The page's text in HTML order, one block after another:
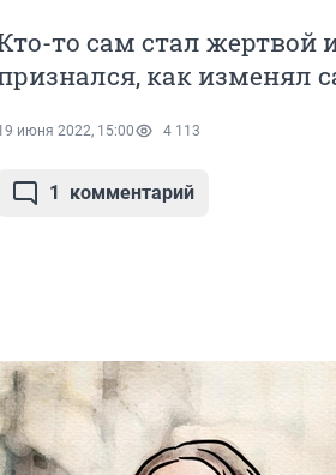
то сам стал жертвой
как изменял
июня 2022, 15:00 4 113
1 комментарий